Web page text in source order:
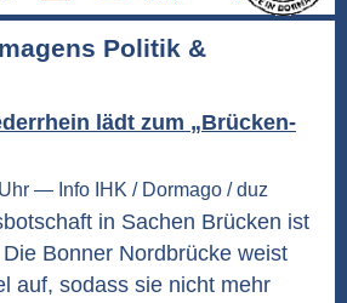
Politik &
lädt zum „Brücken-
— Info IHK / Dormago / duz
in Sachen Brücken ist
Bonner Nordbrücke weist
auf, sodass sie nicht mehr